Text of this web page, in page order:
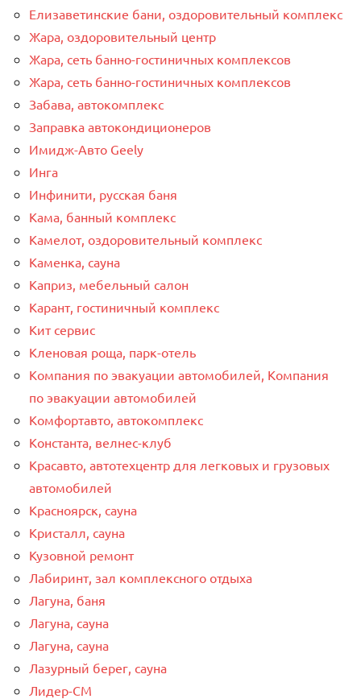
Елизаветинские бани, оздоровительный комплекс
Жара, оздоровительный центр
Жара, сеть банно-гостиничных комплексов
Жара, сеть банно-гостиничных комплексов
Забава, автокомплекс
Заправка автокондиционеров
Имидж-Авто Geely
Инга
Инфинити, русская баня
Кама, банный комплекс
Камелот, оздоровительный комплекс
Каменка, сауна
Каприз, мебельный салон
Карант, гостиничный комплекс
Кит сервис
Кленовая роща, парк-отель
Компания по эвакуации автомобилей, Компания
по эвакуации автомобилей
Комфортавто, автокомплекс
Константа, велнес-клуб
Красавто, автотехцентр для легковых и грузовых
автомобилей
Красноярск, сауна
Кристалл, сауна
Кузовной ремонт
Лабиринт, зал комплексного отдыха
Лагуна, баня
Лагуна, сауна
Лагуна, сауна
Лазурный берег, сауна
Лидер-СМ